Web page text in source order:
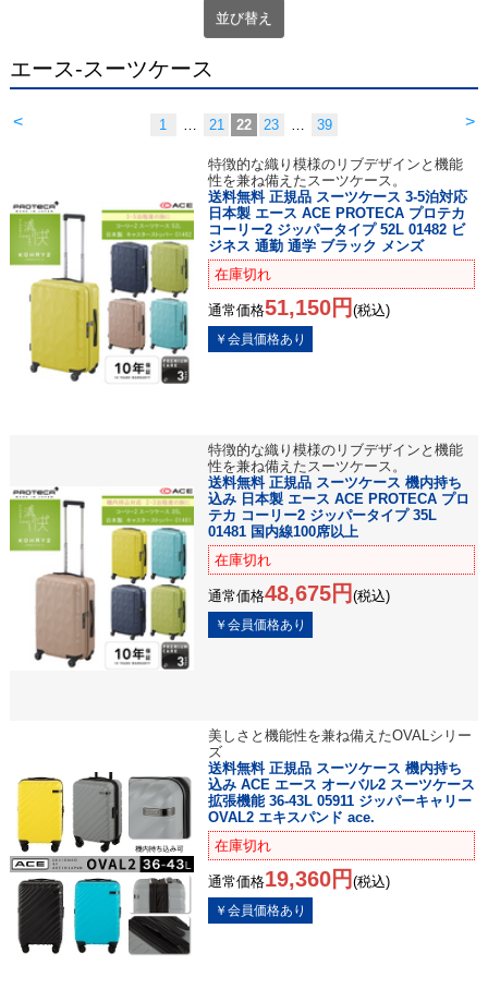
並び替え
エース-スーツケース
< >
1 … 21 22 23 … 39
特徴的な織り模様のリブデザインと機能
性を兼ね備えたスーツケース。
送料無料 正規品 スーツケース 3-5泊対応
日本製 エース ACE PROTECA プロテカ
コーリー2 ジッパータイプ 52L 01482 ビ
ジネス 通勤 通学 ブラック メンズ
在庫切れ
通常価格51,150円 (税込)
特徴的な織り模様のリブデザインと機能
性を兼ね備えたスーツケース。
送料無料 正規品 スーツケース 機内持ち
込み 日本製 エース ACE PROTECA プロ
テカ コーリー2 ジッパータイプ 35L
01481 国内線100席以上
在庫切れ
通常価格48,675円 (税込)
美しさと機能性を兼ね備えたOVALシリー
ズ
送料無料 正規品 スーツケース 機内持ち
込み ACE エース オーバル2 スーツケース
拡張機能 36-43L 05911 ジッパーキャリー
OVAL2 エキスパンド ace.
在庫切れ
通常価格19,360円 (税込)